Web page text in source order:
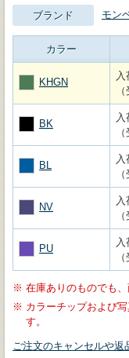
ブランド モン
カラー
KHGN
BK
BL
NV
PU
※ 在庫ありのものでも
※ カラーチップおよび
す。
ご注文のキャンセルや返